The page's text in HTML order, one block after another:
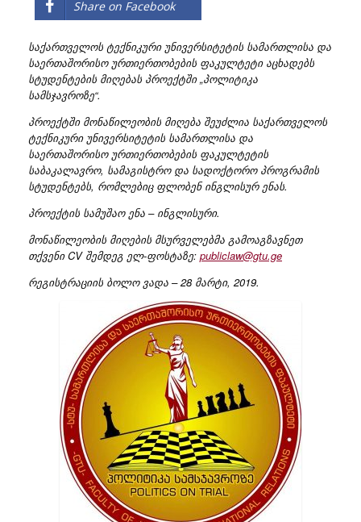
Share on Facebook
საქართველოს ტექნიკური უნივერსიტეტის სამართლისა და
საერთაშორისო ურთიერთობების ფაკულტეტი აცხადებს
სტუდენტების მიღებას პროექტში „პოლიტიკა
სამსჯავროზე“.
პროექტში მონაწილეობის მიღება შეუძლია საქართველოს
ტექნიკური უნივერსიტეტის სამართლისა და
საერთაშორისო ურთიერთობების ფაკულტეტის
საბაკალავრო, სამაგისტრო და სადოქტორო პროგრამის
სტუდენტებს, რომლებიც ფლობენ ინგლისურ ენას.
პროექტის სამუშაო ენა – ინგლისური.
მონაწილეობის მიღების მსურველებმა გამოაგზავნეთ
თქვენი CV შემდეგ ელ-ფოსტაზე: publiclaw@gtu.ge
რეგისტრაციის ბოლო ვადა – 28 მარტი, 2019.